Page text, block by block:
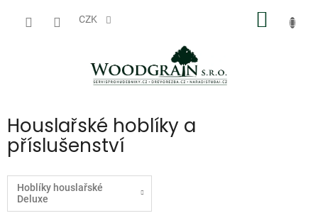
CZK
Houslařské hoblíky a
příslušenství
Hoblíky houslařské
Deluxe